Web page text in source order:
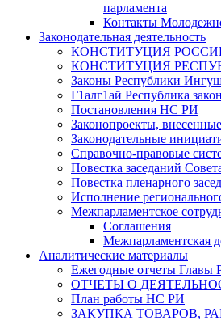
парламента
Контакты
Законодательная деятельность
КОНСТИТУЦИЯ
КОНСТИТУЦИЯ
Законы Республики
Г1алг1ай Республика
Постановления НС РИ
Законопроекты,
Законодательные
Справочно-правовые
Повестка заседаний
Повестка пленарного
Исполнение
Межпарламентское
Соглашения
Межпарламентская
Аналитические материалы
Ежегодные отчеты
ОТЧЕТЫ О
План работы НС РИ
ЗАКУПКА ТОВАРОВ,